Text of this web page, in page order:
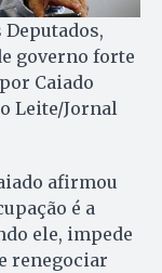
Deputados,
governo forte
Caiado
Leite/Jornal
afirmou
é a
ele, impede
renegociar